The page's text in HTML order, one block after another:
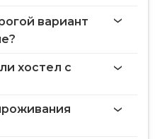
вариант
хостел с